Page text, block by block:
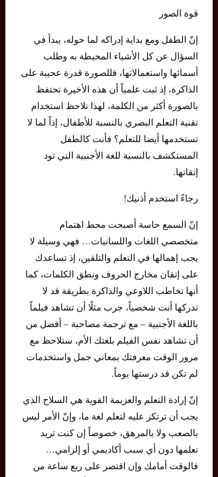
قوة الصور
إنّ الطفل ومع بداية إدراكه لما حوله، يبدأ في
السؤال عن كل الأشياء المحيطة به وطلب
أسمائها واستعمالاتها، فللصورة قدرة عجيبة على
الذاكرة، إذ ثبت علمياً أن هذه الأخيرة تحتفظ
بالصورة أكثر من الكلمة، لهذا نلاحظ استخدام
تقنية التعلم البصري بالنسبة للأطفال، إذاً لما لا
تستخدمها أيضا للتعلم؟ فأنت كالطفل
المستكشف بالنسبة للغة الأجنبية التي تود
إتقانها.
رجاءً استخدم أذنيك!
إنّ السمع حاسة أصبحت محط اهتمام
متخصصي اللغات واللسانيات… فهي وسيلة لا
يجب إهمالها في التعلم والتلقين، إذ تساعدك
على إتقان مخارج الحروف ونطق الكلمات، كما
أنها تخاطب اللاوعي والذاكرة بطريقة قد لا
تدركها أنت شخصياً، جرب مثلًا أن تشاهد فيلماً
باللغة الأجنبية – مع ترجمة مصاحبة – أفضل من
أن تشاهد نفس الفيلم بلغتك الأم، ستلاحظ مع
مرور الوقت معرفتك بمعاني جمل واستخدمات
لم تكن قد درستها يوماً.
إنّ إرادة التعلم والعزيمة القوية هي السلاح الذي
يجب أن ترتكز عليه لتعلم لغة ما، وإنّ الأمر ليس
بالصعب ولا بالمرهق، خصوصاً إن كنت تريد
تعلمها دون أي سبب أكاديمي أو إلزامي…
فالوقت أمامك وإن اقتصر على ربع ساعة من